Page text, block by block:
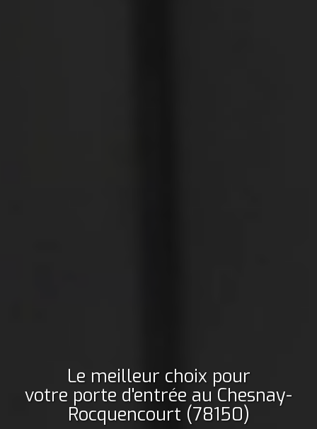
Le meilleur choix pour
votre porte d'entrée au Chesnay-
Rocquencourt (78150)